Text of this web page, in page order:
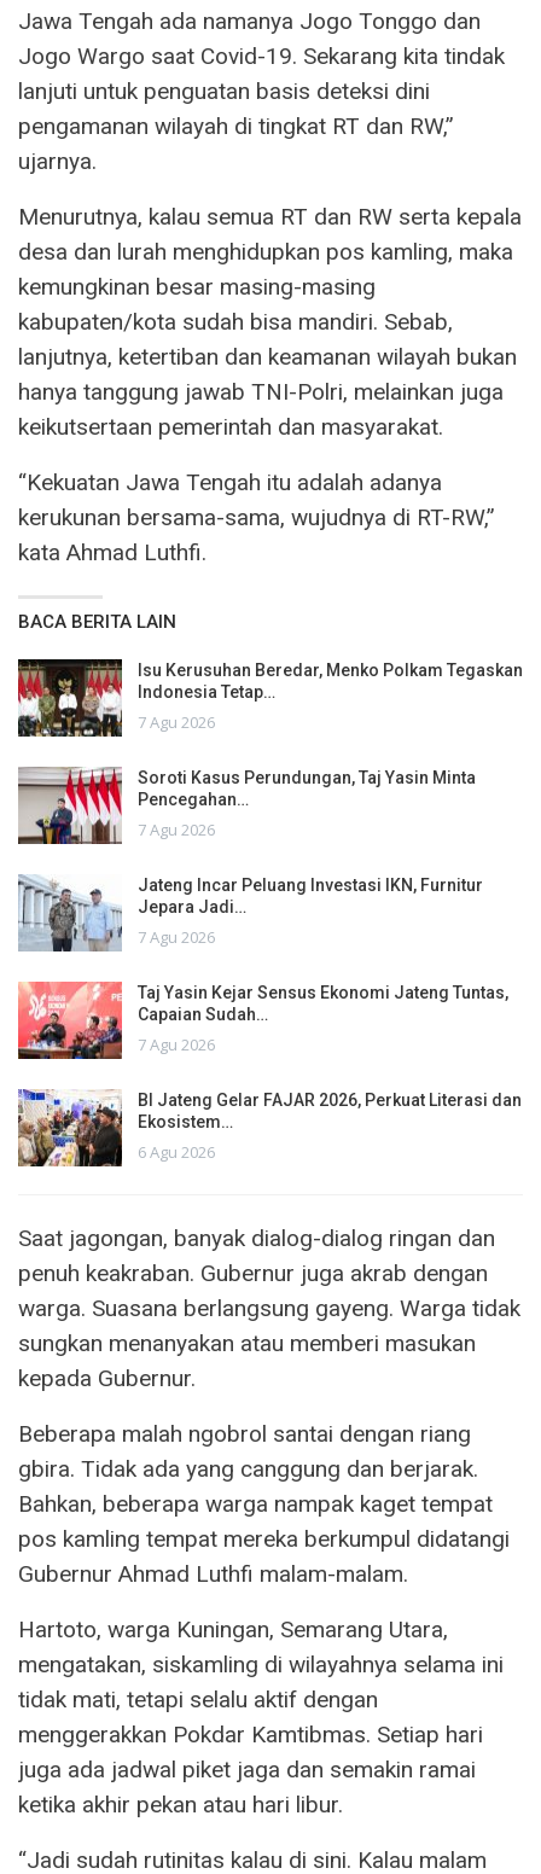
Jawa Tengah ada namanya Jogo Tonggo dan
Jogo Wargo saat Covid-19. Sekarang kita tindak
lanjuti untuk penguatan basis deteksi dini
pengamanan wilayah di tingkat RT dan RW,”
ujarnya.
Menurutnya, kalau semua RT dan RW serta kepala
desa dan lurah menghidupkan pos kamling, maka
kemungkinan besar masing-masing
kabupaten/kota sudah bisa mandiri. Sebab,
lanjutnya, ketertiban dan keamanan wilayah bukan
hanya tanggung jawab TNI-Polri, melainkan juga
keikutsertaan pemerintah dan masyarakat.
“Kekuatan Jawa Tengah itu adalah adanya
kerukunan bersama-sama, wujudnya di RT-RW,”
kata Ahmad Luthfi.
BACA BERITA LAIN
Isu Kerusuhan Beredar, Menko Polkam Tegaskan
Indonesia Tetap…
7 Agu 2026
Soroti Kasus Perundungan, Taj Yasin Minta
Pencegahan…
7 Agu 2026
Jateng Incar Peluang Investasi IKN, Furnitur
Jepara Jadi…
7 Agu 2026
Taj Yasin Kejar Sensus Ekonomi Jateng Tuntas,
Capaian Sudah…
7 Agu 2026
BI Jateng Gelar FAJAR 2026, Perkuat Literasi dan
Ekosistem…
6 Agu 2026
Saat jagongan, banyak dialog-dialog ringan dan
penuh keakraban. Gubernur juga akrab dengan
warga. Suasana berlangsung gayeng. Warga tidak
sungkan menanyakan atau memberi masukan
kepada Gubernur.
Beberapa malah ngobrol santai dengan riang
gbira. Tidak ada yang canggung dan berjarak.
Bahkan, beberapa warga nampak kaget tempat
pos kamling tempat mereka berkumpul didatangi
Gubernur Ahmad Luthfi malam-malam.
Hartoto, warga Kuningan, Semarang Utara,
mengatakan, siskamling di wilayahnya selama ini
tidak mati, tetapi selalu aktif dengan
menggerakkan Pokdar Kamtibmas. Setiap hari
juga ada jadwal piket jaga dan semakin ramai
ketika akhir pekan atau hari libur.
“Jadi sudah rutinitas kalau di sini. Kalau malam